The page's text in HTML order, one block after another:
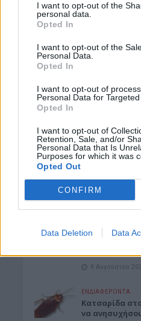
I want to opt-out of the
personal data.
Opted In
I want to opt-out of the
Personal Data.
Opted In
I want to opt-out of
Personal Data for Targeted
Opted In
I want to opt-out of
Retention, Sale, and/or
Personal Data that Is
Purposes for which it was
Opted Out
CONFIRM
Data Deletion Data
Γωνιάς
8 Αυγούστου
ΓΕΎΣΗ - ΨΥΧΑΓΩΓΊΑ
Τα νηστίσιμα
8 Αυγούστου
ΜΑΤΙΕΣ ΣΤΟ
Άγγλους και
και γιλέκο
ΚΡΗΤΗ
Κρήτη: O
8 Αυγούστου
ΕΝΔΙΑΦΕΡΟΝΤΑ
Κατσαρίδα
να